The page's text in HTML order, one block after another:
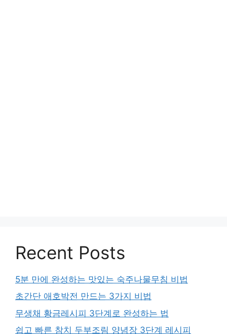
Recent Posts
5분 만에 완성하는 맛있는 숙주나물무침 비법
초간단 애호박전 만드는 3가지 비법
무생채 황금레시피 3단계로 완성하는 법
쉽고 빠른 참치 두부조림 양념장 3단계 레시피